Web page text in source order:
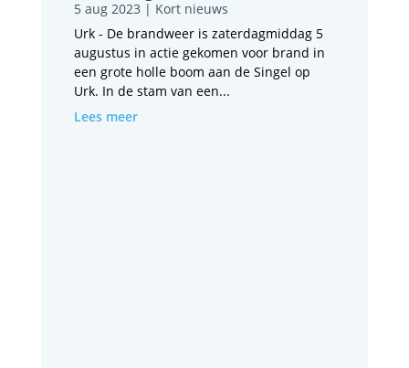
5 aug 2023 | Kort nieuws
Urk - De brandweer is zaterdagmiddag 5
augustus in actie gekomen voor brand in
een grote holle boom aan de Singel op
Urk. In de stam van een...
Lees meer